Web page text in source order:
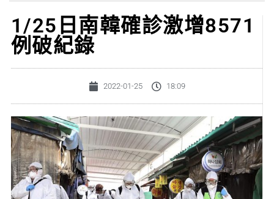
1/25日南韓確診激增8571
例破紀錄
2022-01-25 18:09